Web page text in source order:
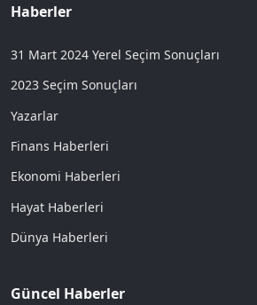
Haberler
31 Mart 2024 Yerel Seçim Sonuçları
2023 Seçim Sonuçları
Yazarlar
Finans Haberleri
Ekonomi Haberleri
Hayat Haberleri
Dünya Haberleri
Güncel Haberler